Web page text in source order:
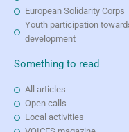
European Solidarity Corps
Youth participation
development
Something to read
All articles
Open calls
Local activities